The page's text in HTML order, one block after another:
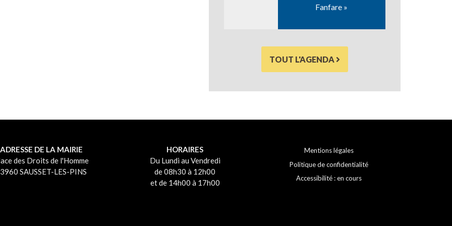
Fanfare »
TOUT L'AGENDA
ADRESSE DE LA MAIRIE
des Droits de l'Homme
SAUSSET-LES-PINS
HORAIRES
Du Lundi au Vendredi
de 08h30 à 12h00
et de 14h00 à 17h00
Mentions légales
Politique de confidentialité
Accessibilité : en cours